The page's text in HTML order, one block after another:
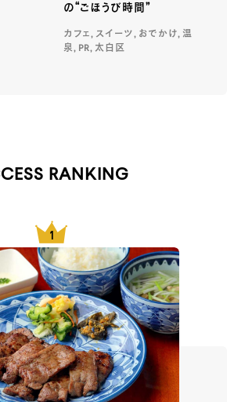
の“ごほうび時間”
カフェ, スイーツ, おでかけ, 温
泉, PR, 太白区
RANKING